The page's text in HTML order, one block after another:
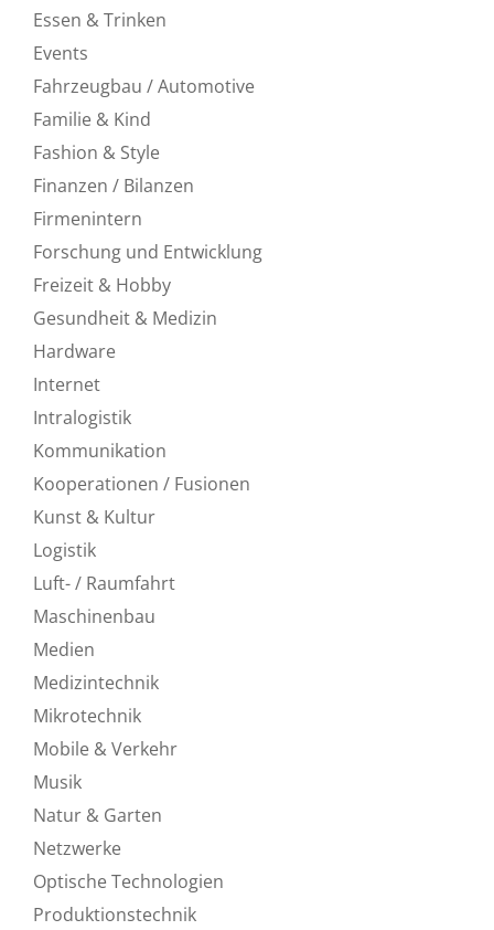
Essen & Trinken
Events
Fahrzeugbau / Automotive
Familie & Kind
Fashion & Style
Finanzen / Bilanzen
Firmenintern
Forschung und Entwicklung
Freizeit & Hobby
Gesundheit & Medizin
Hardware
Internet
Intralogistik
Kommunikation
Kooperationen / Fusionen
Kunst & Kultur
Logistik
Luft- / Raumfahrt
Maschinenbau
Medien
Medizintechnik
Mikrotechnik
Mobile & Verkehr
Musik
Natur & Garten
Netzwerke
Optische Technologien
Produktionstechnik